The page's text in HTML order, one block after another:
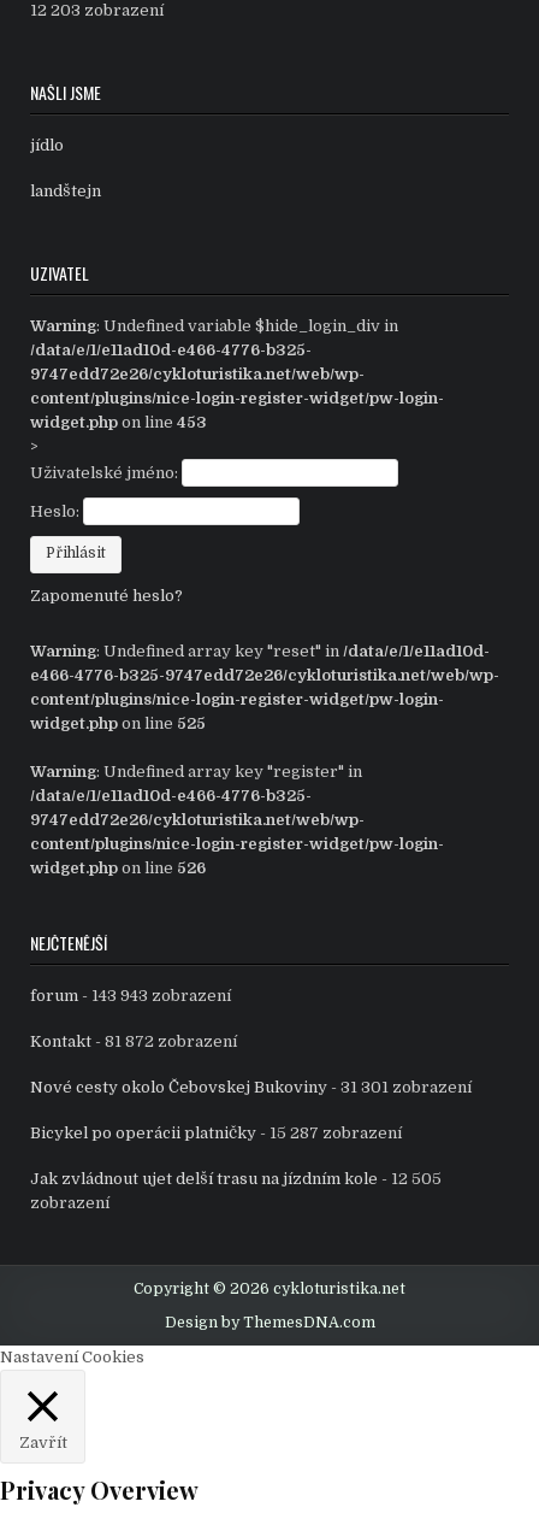
12 203 zobrazení
NAŠLI JSME
jídlo
landštejn
UZIVATEL
Warning: Undefined variable $hide_login_div in
/data/e/1/e11ad10d-e466-4776-b325-
9747edd72e26/cykloturistika.net/web/wp-
content/plugins/nice-login-register-widget/pw-login-
widget.php on line453
>
Uživatelské jméno:
Heslo:
Zapomenuté heslo?
Warning: Undefined array key "reset" in/data/e/1/e11ad10d-
e466-4776-b325-9747edd72e26/cykloturistika.net/web/wp-
content/plugins/nice-login-register-widget/pw-login-
widget.php on line 525
Warning: Undefined array key "register" in
/data/e/1/e11ad10d-e466-4776-b325-
9747edd72e26/cykloturistika.net/web/wp-
content/plugins/nice-login-register-widget/pw-login-
widget.php on line 526
NEJČTENĚJŠÍ
forum - 143 943 zobrazení
Kontakt - 81 872 zobrazení
Nové cesty okolo Čebovskej Bukoviny - 31 301 zobrazení
Bicykel po operácii platničky - 15 287 zobrazení
Jak zvládnout ujet delší trasu na jízdním kole - 12 505
zobrazení
Copyright © 2026 cykloturistika.net
Design by ThemesDNA.com
Nastavení Cookies
Zavřít
Privacy Overview